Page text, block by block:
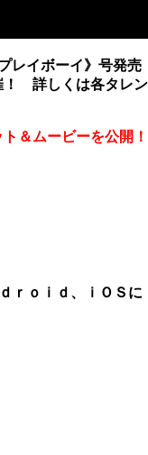
レイボーイ》号発売
！ 詳しくは各タレン
＆ムービーを公開！
ｒｏｉｄ、ｉＯＳに